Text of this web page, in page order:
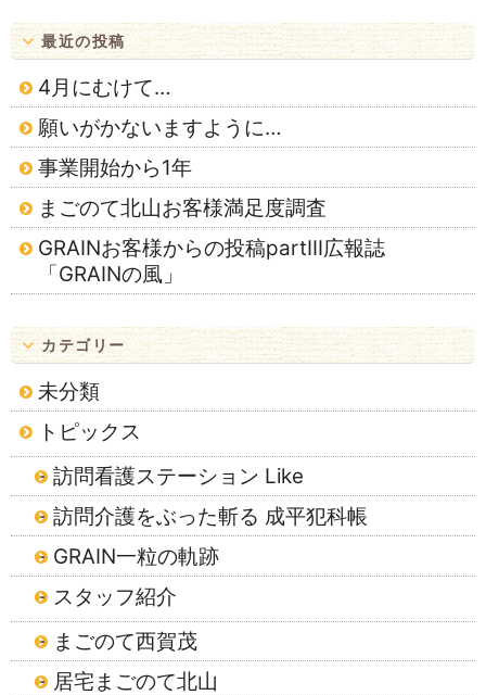
最近の投稿
4月にむけて…
願いがかないますように…
事業開始から1年
まごのて北山お客様満足度調査
GRAINお客様からの投稿partⅢ広報誌
「GRAINの風」
カテゴリー
未分類
トピックス
訪問看護ステーション Like
訪問介護をぶった斬る 成平犯科帳
GRAIN一粒の軌跡
スタッフ紹介
まごのて西賀茂
居宅まごのて北山